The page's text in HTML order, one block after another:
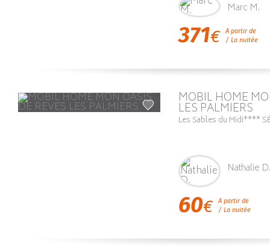
Marc M.
371€
A partir de
/ La nuitée
MOBIL HOME
LES PALMIERS
Les Sables du Midi****
Nathalie D.
60€
A partir de
/ La nuitée